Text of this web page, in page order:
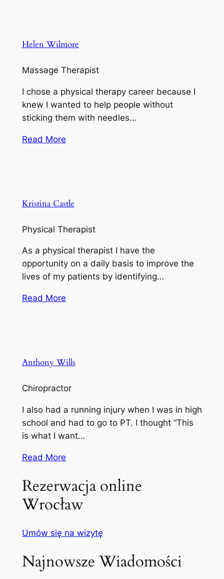
Helen Wilmore
Massage Therapist
I chose a physical therapy career because I
knew I wanted to help people without
sticking them with needles…
Read More
Kristina Castle
Physical Therapist
As a physical therapist I have the
opportunity on a daily basis to improve the
lives of my patients by identifying…
Read More
Anthony Wills
Chiropractor
I also had a running injury when I was in high
school and had to go to PT. I thought “This
is what I want…
Read More
Rezerwacja online
Wrocław
Umów się na wizytę
Najnowsze Wiadomości